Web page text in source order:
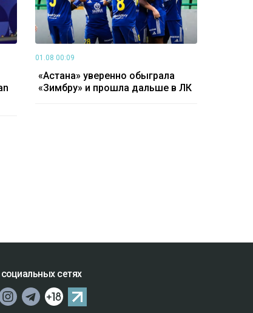
01.08 00:09
«Астана» уверенно обыграла
«Зимбру» и прошла дальше в ЛК
сетях